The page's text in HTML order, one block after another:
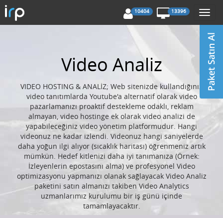
10404 13396
Video Analiz
VIDEO HOSTING & ANALİZ; Web sitenizde kullandığınız
video tanıtımlarda Youtube'a alternatif olarak video
pazarlamanızı proaktif destekleme odaklı, reklam
almayan, video hostinge ek olarak video analizi de
yapabileceğiniz video yönetim platformudur. Hangi
videonuz ne kadar izlendi. Videonuz hangi saniyelerde
daha yoğun ilgi alıyor (sıcaklık haritası) öğrenmeniz artık
mümkün. Hedef kitlenizi daha iyi tanımanıza (Örnek:
İzleyenlerin epostasını alma) ve profesyonel Video
optimizasyonu yapmanızı olanak sağlayacak Video Analiz
paketini satın almanızı takiben Video Analytics
uzmanlarımız kurulumu bir iş günü içinde
tamamlayacaktır.